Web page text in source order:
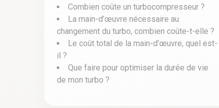
Combien coûte un turbocompresseur ?
La main-d’œuvre nécessaire au
changement du turbo, combien coûte-t-elle ?
Le coût total de la main-d’œuvre, quel est-
il ?
Que faire pour optimiser la durée de vie
de mon turbo ?